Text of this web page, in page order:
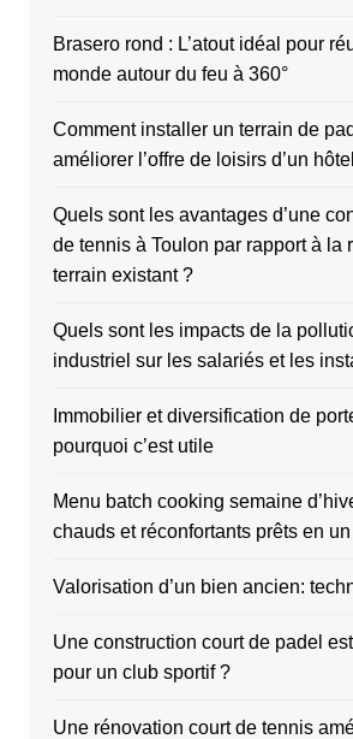
Brasero rond : L’atout idéal pour
monde autour du feu à 360°
Comment installer un terrain de
améliorer l’offre de loisirs d’un
Quels sont les avantages d’une
de tennis à Toulon par rapport à la
terrain existant ?
Quels sont les impacts de la
industriel sur les salariés et les
Immobilier et diversification de
pourquoi c’est utile
Menu batch cooking semaine
chauds et réconfortants prêts en
Valorisation d’un bien ancien:
Une construction court de padel
pour un club sportif ?
Une rénovation court de tennis